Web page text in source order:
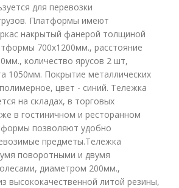
для перевозки
Платформы имеют
накрытый фанерой толщиной
700х1200мм., расстояние
количество ярусов 2 шт,
1050мм. Покрытие металлических
цвет - синий. Тележка
на складах, в торговых
в гостиничном и ресторанном
позволяют удобно
предметы.Тележка
поворотными и двумя
диаметром 200мм.,
высококачественной литой резины,